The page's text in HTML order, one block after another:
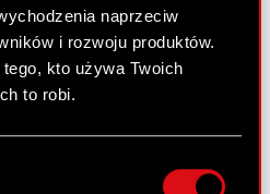
naprzeciw
i rozwoju produktów.
kto używa Twoich
to robi.
dotyczące Twojej
o zbyciu akcji - Adam
o zbyciu akcji - Piotr
o zbyciu akcji - Michał